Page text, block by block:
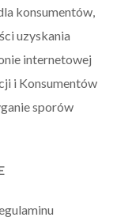
konsumentów,
uzyskania
internetowej
i Konsumentów
sporów